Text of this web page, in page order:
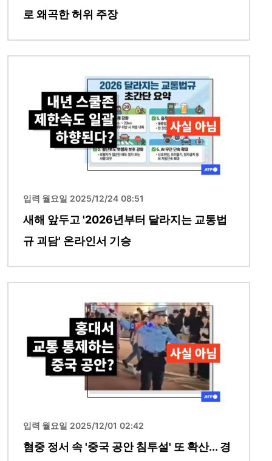
로 왜곡한 허위 주장
입력 월요일 2025/12/24 08:51
새해 앞두고 '2026년부터 달라지는 교통법
규 괴담' 온라인서 기승
입력 월요일 2025/12/01 02:42
혐중 정서 속 '중국 공안 침투설' 또 확산... 경